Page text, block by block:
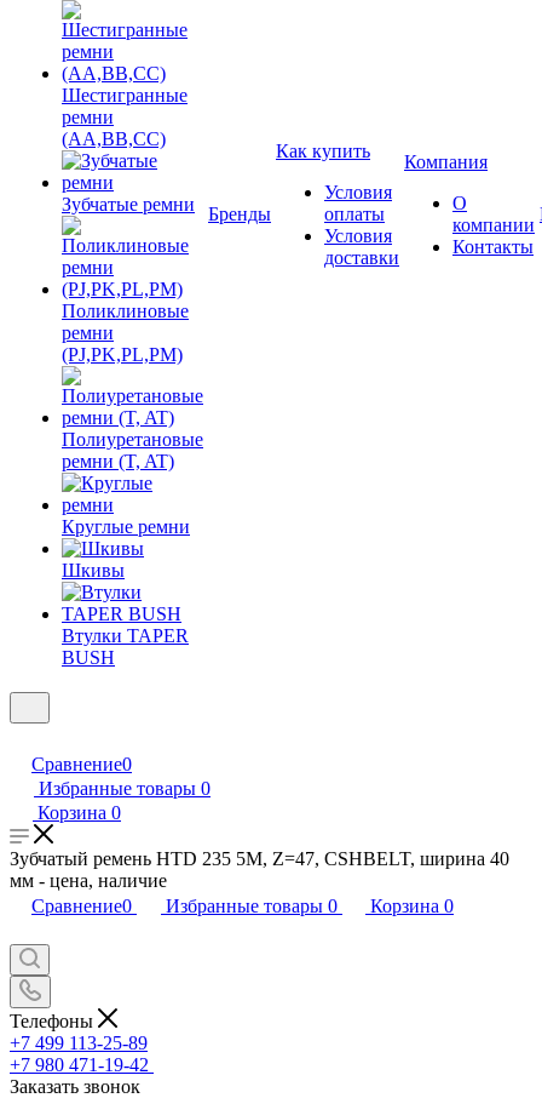
Шестигранные
ремни
(AA,BB,CC)
Зубчатые ремни
Поликлиновые
ремни
(PJ,PK,PL,PM)
Полиуретановые
ремни (T, AT)
Круглые ремни
Шкивы
Втулки TAPER
BUSH
Бренды
Как купить
Условия
оплаты
Условия
доставки
Компания
О
компании
Контакты
Сравнение0
Избранные товары 0
Корзина 0
Зубчатый ремень HTD 235 5M, Z=47, CSHBELT, ширина 40
мм - цена, наличие
Сравнение0 Избранные товары 0 Корзина 0
Телефоны
+7 499 113-25-89
+7 980 471-19-42
Заказать звонок